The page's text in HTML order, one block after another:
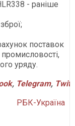
- раніше
поставок
уряду.
, Telegram,
РБК-Україна